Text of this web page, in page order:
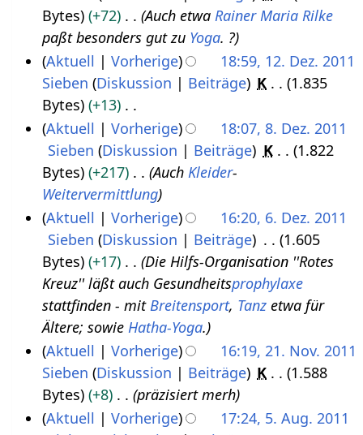
n
f
a
s
s
u
n
g
m
m
e
n
f
a
s
u
n
g
u
s
a
m
m
e
n
f
a
s
u
n
g
3
e
0
B
e
a
r
b
e
i
t
u
n
g
s
z
s
m
m
e
n
1
i
n
e
B
e
a
b
e
i
t
u
n
s
z
u
s
m
J
u
0
Bytes
+72 Auch etwa Rainer Maria Rilke
paßt besonders gut zu Yoga. ?
e
0
Aktuell Vorherige
18:59, 12. Dez. 2011
Sieben Diskussion Beiträge K
1.835
Bytes
+13
K
i
n
e
B
e
a
r
b
e
i
t
u
e
1
Aktuell Vorherige
18:07, 8. Dez. 2011
Sieben Diskussion Beiträge K
1.822
Bytes
+217 Auch Kleider-
Weitervermittlung
e
e
Aktuell Vorherige
16:20, 6. Dez. 2011
Sieben Diskussion Beiträge
1.605
Bytes
+17
Die Hilfs-Organisation ''Rotes
Kreuz'' läßt auch Gesundheitsprophylaxe
stattfinden - mit Breitensport, Tanzetwa für
Ältere; sowie Hatha-Yoga.
Aktuell Vorherige
16:19, 21. Nov. 2011
Sieben Diskussion Beiträge K
1.588
Bytes
+8 präzisiert merh
Aktuell Vorherige
17:24, 5. Aug. 2011